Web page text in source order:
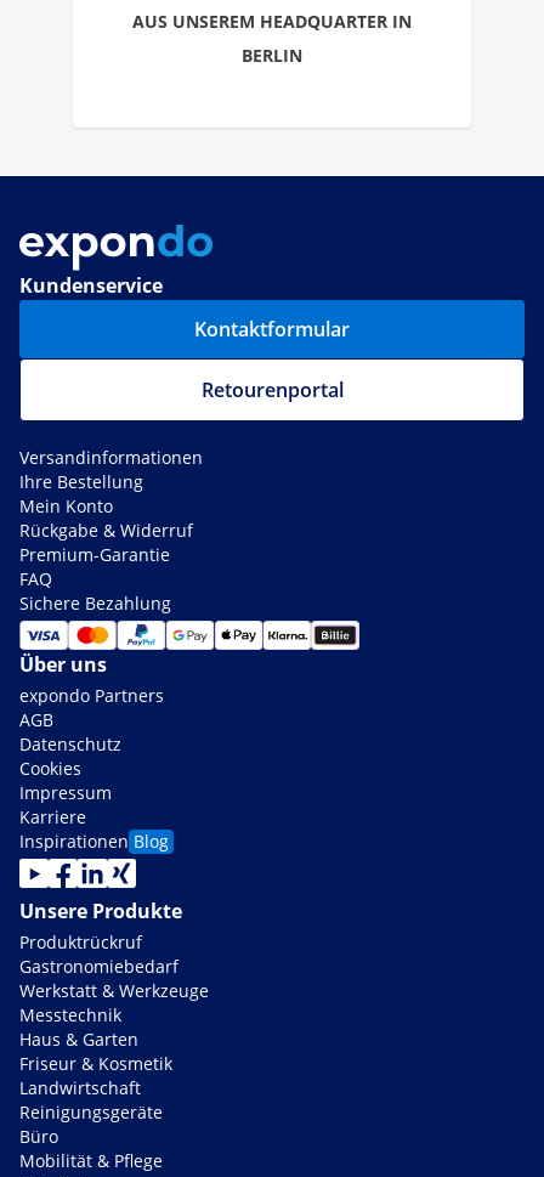
AUS UNSEREM HEADQUARTER IN
BERLIN
Kundenservice
Kontaktformular
Retourenportal
Versandinformationen
Ihre Bestellung
Mein Konto
Rückgabe & Widerruf
Premium-Garantie
FAQ
Sichere Bezahlung
Über uns
expondo Partners
AGB
Datenschutz
Cookies
Impressum
Karriere
Inspirationen Blog
Unsere Produkte
Produktrückruf
Gastronomiebedarf
Werkstatt & Werkzeuge
Messtechnik
Haus & Garten
Friseur & Kosmetik
Landwirtschaft
Reinigungsgeräte
Büro
Mobilität & Pflege